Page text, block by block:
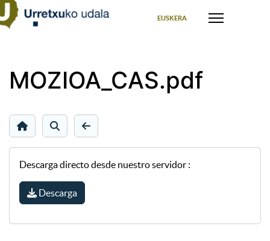
EUSKERA
MOZIOA_CAS.pdf
Descarga directo desde nuestro servidor :
Descarga